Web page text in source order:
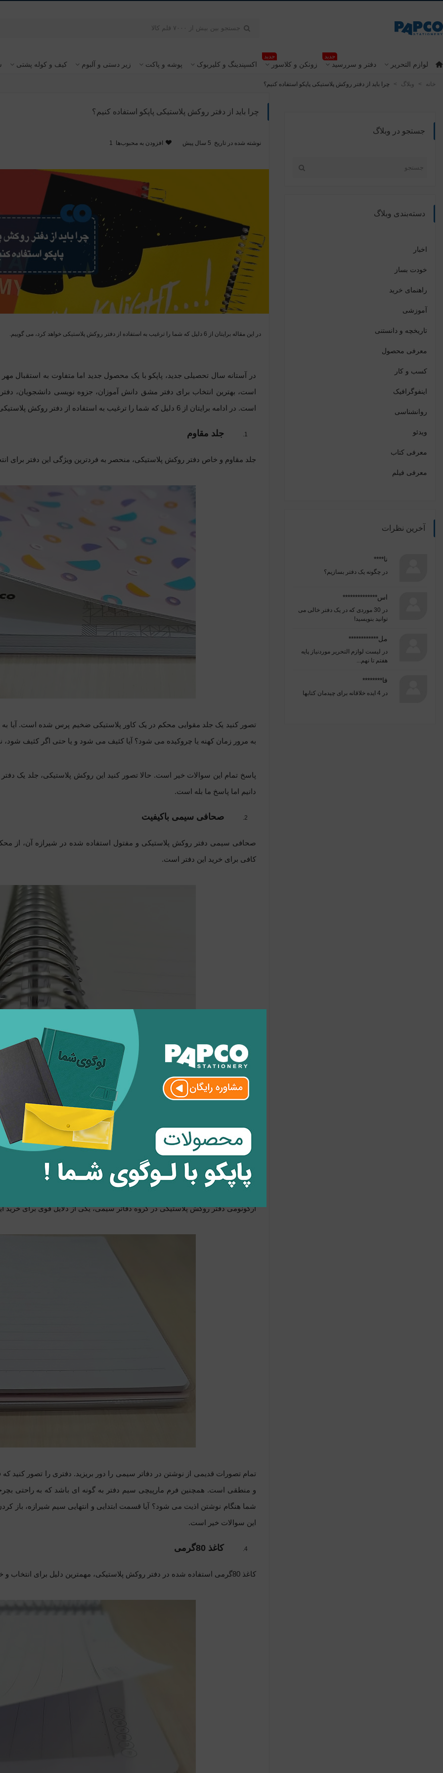
لوازم التحریر دفتر و سررسید
جدید
زونکن و کلاسور
جدید
اکسپندینگ و کلیربوک پوشه و پاکت زیر دستی و آلبوم کیف و کوله پشتی
خانه > وبلاگ > چرا باید از دفتر روکش پلاستیکی پاپکو استفاده کنیم؟
جستجو در وبلاگ
دسته‌بندی وبلاگ
اخبار
خودت بساز
راهنمای خرید
آموزشی
تاریخچه و دانستنی
معرفی محصول
کسب و کار
اینفوگرافیک
روانشناسی
ویدئو
معرفی کتاب
معرفی فیلم
آخرین نظرات
نا****
در چگونه یک دفتر بسازیم؟
اس**************
در
30 موردی که در یک دفتر خالی می
توانید بنویسید!
مل************
در لیست لوازم التحریر موردنیاز پایه
هفتم تا نهم...
فا********
در 4 ایده خلاقانه برای چیدمان کتابها
چرا باید از دفتر روکش پلاستیکی پاپکو استفاده کنیم؟
نوشته شده در تاریخ 5 سال پیش افزودن به محبوب‌ها 1
در این مقاله برایتان از 6 دلیل که شما را ترغیب به استفاده از دفتر روکش پلاستیکی خواهد کرد، می گوییم.
در آستانه سال تحصیلی جدید، پاپکو با یک محصول جدید اما متفاوت به استقبال
است، بهترین انتخاب برای دفتر مشق دانش آموزان، جزوه نویسی دانشجویان،
است. در ادامه برایتان از 6 دلیل که شما را ترغیب به استفاده از دفتر روکش پلاستیکی خواهد کرد، می گوییم. با ما همراه باشید.
جلد مقاوم
جلد مقاوم و خاص دفتر روکش پلاستیکی، منحصر به فردترین ویژگی این دفتر برای
تصور کنید یک جلد مقوایی محکم در یک کاور پلاستیکی ضخیم پرس شده است. آیا
به مرور زمان کهنه یا چروکیده می شود؟ آیا کثیف می شود و یا حتی اگر کثیف شود،
پاسخ تمام این سوالات خیر است. حالا تصور کنید این روکش پلاستیکی، جلد یک
دانیم اما پاسخ ما بله است.
صحافی سیمی باکیفیت
صحافی سیمی دفتر روکش پلاستیکی و مفتول استفاده شده در شیرازه آن، از
کافی برای خرید این دفتر است.
یک دفتر سیمی را تصور کنید که سیم به کار رفته در شیرازه آن، آنقدر محکم و
ندارد و ایستایی خود را حفظ می کند. با کندن برگه و استفاده طولانی مدت،
دست نمی دهد. به نظر شما خرید یک چنین دفتری وسوسه برانگیز نیست؟ به نظر
ارگونومی
ارگونومی دفتر روکش پلاستیکی در گروه دفاتر سیمی، یکی از دلایل قوی برای خرید
تمام تصورات قدیمی از نوشتن در دفاتر سیمی را دور بریزید. دفتری را تصور کنید
و منطقی است. همچنین فرم مارپیچی سیم دفتر به گونه ای باشد که به راحتی
این سوالات خیر است.
کاغذ 80گرمی
کاغذ 80گرمی استفاده شده در دفتر روکش پلاستیکی، مهمترین دلیل برای انتخاب و خرید این دفتر است.